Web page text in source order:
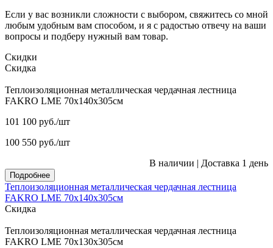
Если у вас возникли сложности с выбором, свяжитесь со мной
любым удобным вам способом, и я с радостью отвечу на ваши
вопросы и подберу нужный вам товар.
Скидки
Скидка
Теплоизоляционная металлическая чердачная лестница
FAKRO LME 70х140х305см
101 100 руб./шт
100 550 руб./шт
В наличии | Доставка 1 день
Подробнее
Теплоизоляционная металлическая чердачная лестница
FAKRO LME 70х140х305см
Скидка
Теплоизоляционная металлическая чердачная лестница
FAKRO LME 70х130х305см